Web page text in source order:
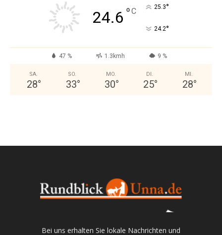
24.6 °C 25.3°
24.2°
47 % 1.3kmh 9 %
SA.
28°
SO.
33°
MO.
30°
DI.
25°
MI.
28°
Bei uns erhalten Sie lokale Nachrichten und